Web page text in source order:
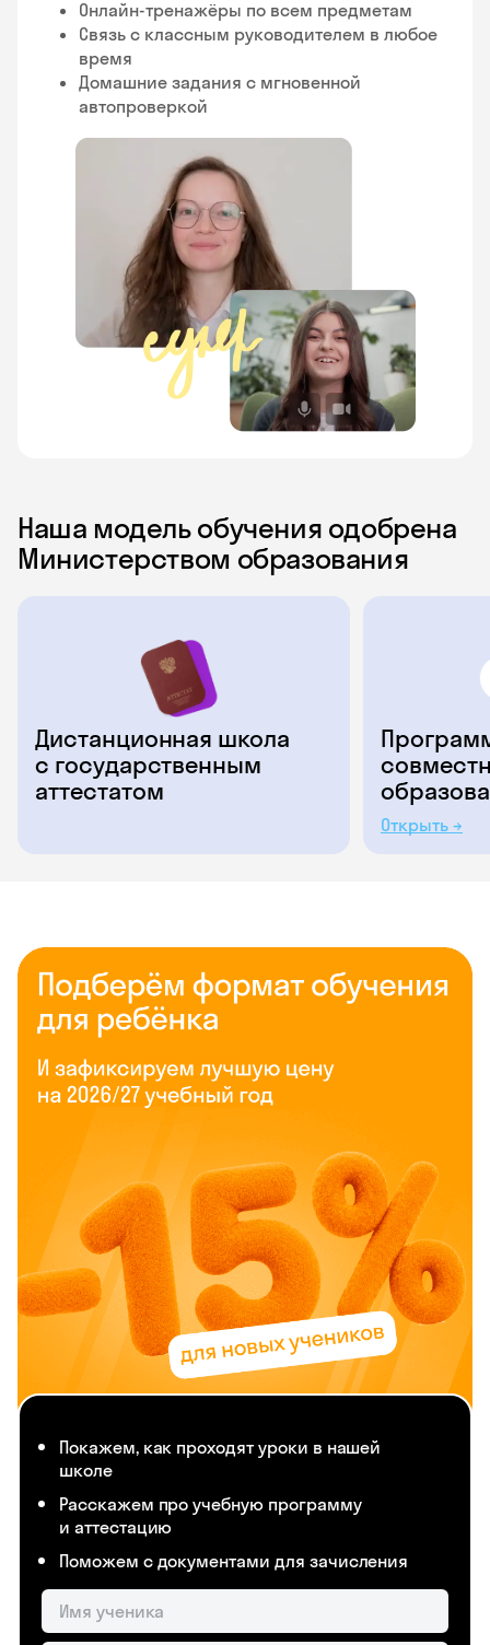
Онлайн-тренажёры по всем предметам
Связь с классным руководителем в любое
время
Домашние задания с мгновенной
автопроверкой
Наша модель обучения одобрена
Министерством образования
Дистанционная школа
с государственным
аттестатом
Открыть →
Покажем, как проходят уроки в нашей
школе
Расскажем про учебную программу
и аттестацию
Поможем с документами для зачисления